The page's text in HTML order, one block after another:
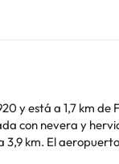
y está a 1,7 km de